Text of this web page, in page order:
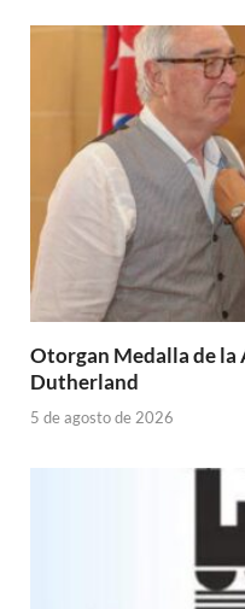
Otorgan Medalla de la
Dutherland
5 de agosto de 2026